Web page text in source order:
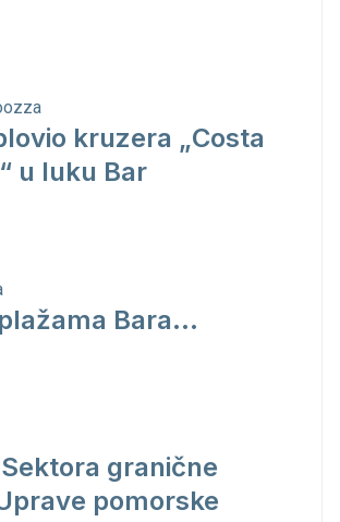
kruzera „Costa
u luku Bar
Bara...
granične
pomorske